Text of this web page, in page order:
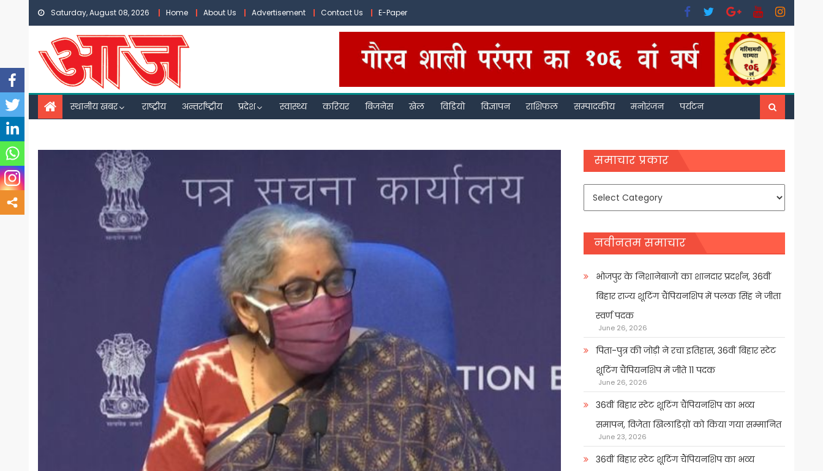
Skip
content
Saturday, August 08, 2026 Home About Us Advertisement Contact Us E-Paper
स्थानीय खबर राष्ट्रीय अन्तर्राष्ट्रीय प्रदेश स्वास्थ्य करियर बिजनेस खेल विडियो विज्ञापन राशिफल सम्पादकीय मनोरंजन पर्यटन
समाचार प्रकार
समाचार
नवीनतम समाचार
भोजपुर के निशानेबाजों का शानदार प्रदर्शन, 36वीं
बिहार राज्य शूटिंग चैंपियनशिप में पलक सिंह ने जीता
स्वर्ण पदक
June 26, 2026
पिता-पुत्र की जोड़ी ने रचा इतिहास, 36वीं बिहार स्टेट
शूटिंग चैंपियनशिप में जीते 11 पदक
June 26, 2026
36वीं बिहार स्टेट शूटिंग चैंपियनशिप का भव्य
समापन, विजेता खिलाडिय़ों को किया गया सम्मानित
June 23, 2026
36वीं बिहार स्टेट शूटिंग चैंपियनशिप का भव्य